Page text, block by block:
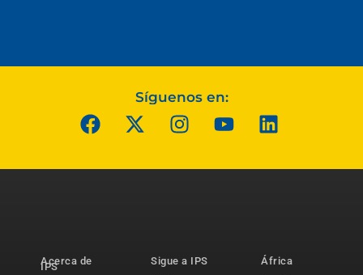
Síguenos en:
Acerca de
IPS
Sigue a IPS
África